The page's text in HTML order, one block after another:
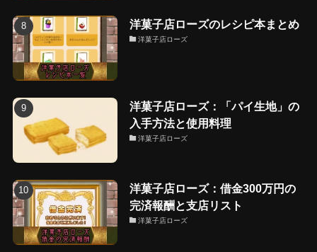
洋菓子店ローズのレシピ本まとめ
洋菓子店ローズ
洋菓子店ローズ：「パイ生地」の
入手方法と使用料理
洋菓子店ローズ
洋菓子店ローズ：借金300万円の
完済報酬と支店リスト
洋菓子店ローズ